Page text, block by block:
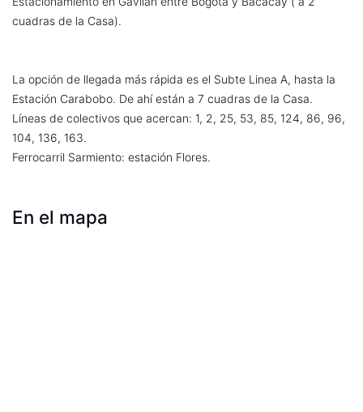
cuadras de la Casa).
La opción de llegada más rápida es el Subte Linea A, hasta la
Estación Carabobo. De ahí están a 7 cuadras de la Casa.
Líneas de colectivos que acercan: 1, 2, 25, 53, 85, 124, 86, 96,
104, 136, 163.
Ferrocarril Sarmiento: estación Flores.
En el mapa